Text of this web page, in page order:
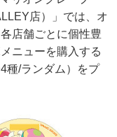
店）」では、オ
店舗ごとに個性豊
ニューを購入する
種/ランダム）をプ